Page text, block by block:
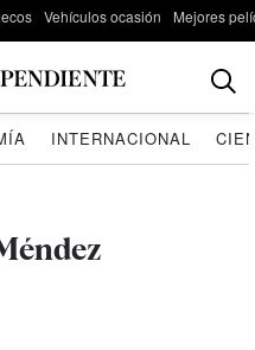
Vehículos ocasión Mejores
INTERNACIONAL